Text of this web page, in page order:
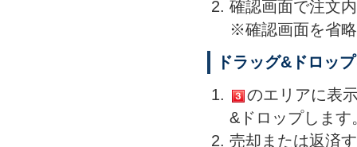
確認画面で注文
※確認画面を省
ドラッグ&ドロッ
のエリアに表
&ドロップします
売却または返済